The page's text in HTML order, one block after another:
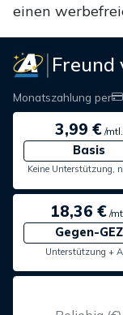
einen
Freund
Monatszahlung per
3,99 €/mtl.
Basis
Keine Unterstützung,
18,36 €/
Gegen-GEZ
Unterstützung +